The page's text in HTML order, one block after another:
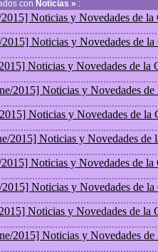
con Noticias » :
2015] Noticias y Novedades de la
Noticias y Novedades de
Noticias y Novedades de la
2015] Noticias y Novedades
Noticias y Novedades de la
2015] Noticias y Novedades de
2015] Noticias y Novedades de la
Noticias y Novedades de
Noticias y Novedades de la
2015] Noticias y Novedades